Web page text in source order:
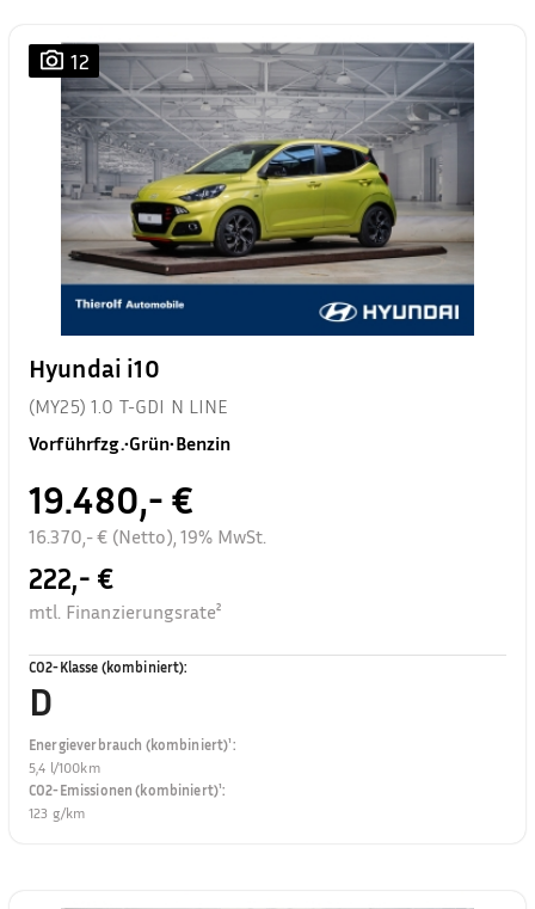
12
Hyundai i10
(MY25) 1.0 T-GDI N LINE
Vorführfzg.•Grün•Benzin
19.480,- €
16.370,- € (Netto), 19% MwSt.
222,- €
mtl. Finanzierungsrate²
CO2-Klasse (kombiniert):
D
Energieverbrauch (kombiniert)¹:
5,4 l/100km
CO2-Emissionen (kombiniert)¹:
123 g/km